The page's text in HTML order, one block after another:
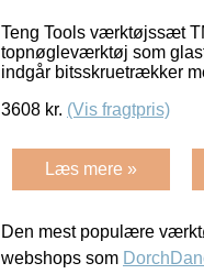
Teng Tools værktøjssæt
topnøgleværktøj som
indgår bitsskruetrækker
3608 kr. (Vis fragtpris)
Læs mere »
Den mest populære
webshops som